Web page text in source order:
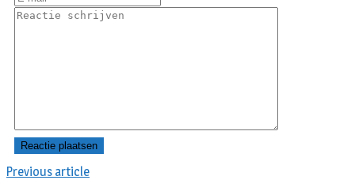
Previous article